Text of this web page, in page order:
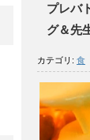
プレバ
グ＆先
カテゴリ: 食